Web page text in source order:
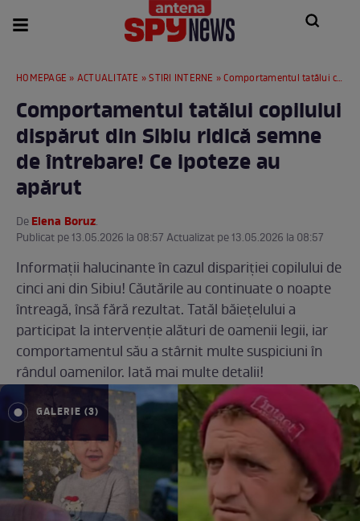
HOMEPAGE » ACTUALITATE »STIRI INTERNE » Comportamentul tatălui copilului dispărut din Sibiu ridică semne de întrebare! Ce ipoteze au apărut
Comportamentul tatălui copilului
dispărut din Sibiu ridică semne
de întrebare! Ce ipoteze au
apărut
DeElena Boruz.
Publicat pe 13.05.2026 la 08:57 Actualizat pe 13.05.2026 la 08:57
Informații halucinante în cazul dispariției copilului de
cinci ani din Sibiu! Căutările au continuate o noapte
întreagă, însă fără rezultat. Tatăl băiețelului a
participat la intervenție alături de oamenii legii, iar
comportamentul său a stârnit multe suspiciuni în
rândul oamenilor. Iată mai multe detalii!
GALERIE (3)